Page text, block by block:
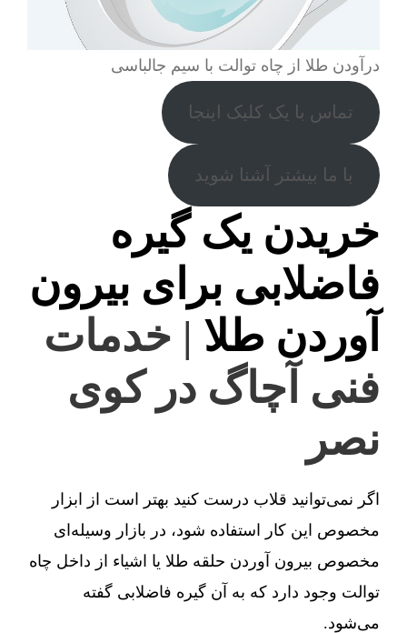
درآودن طلا از چاه توالت با سیم جالباسی
تماس با یک کلیک اینجا
با ما بیشتر آشنا شوید
خریدن یک گیره
فاضلابی برای بیرون
آوردن طلا | خدمات
فنی آچاگ در کوی
نصر
اگر نمی‌توانید قلاب درست کنید بهتر است از ابزار
مخصوص این کار استفاده شود، در بازار وسیله‌ای
مخصوص بیرون آوردن حلقه طلا یا اشیاء از داخل چاه
توالت وجود دارد که به آن گیره فاضلابی گفته
می‌شود.